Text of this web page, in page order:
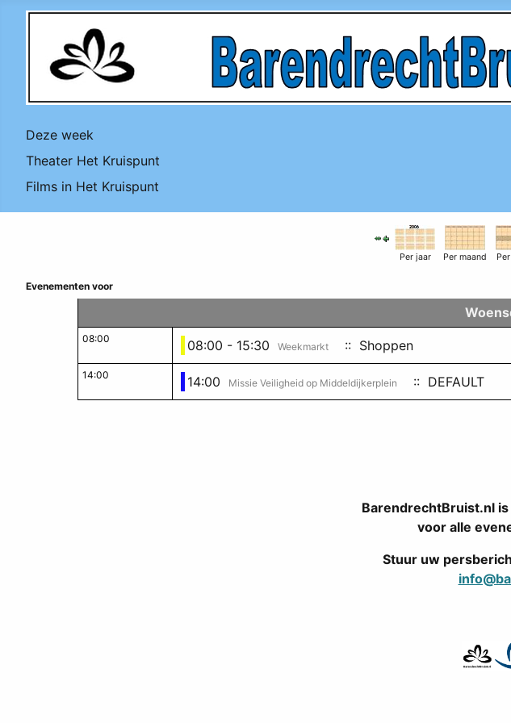
Deze week
Theater Het Kruispunt
Films in Het Kruispunt
Per jaar Per maand
Evenementen voor
08:00 08:00 - 15:30 Weekmarkt :: Shoppen
14:00 14:00 Missie Veiligheid op Middeldijkerplein :: DEFAULT
BarendrechtBruist.nl
voor alle
Stuur uw